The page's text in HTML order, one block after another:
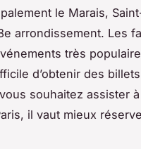
le Marais,
arrondissement. Les
très
d’obtenir des
souhaitez assister
il vaut mieux